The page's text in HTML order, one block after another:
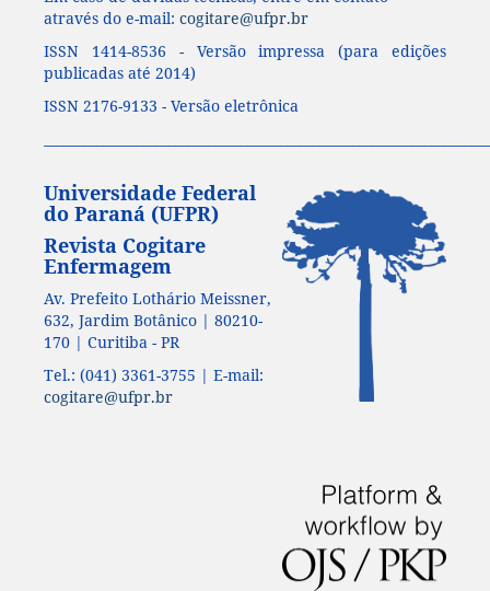
através do e-mail: cogitare@ufpr.br
ISSN 1414-8536 - Versão impressa (para edições
publicadas até 2014)
ISSN 2176-9133 - Versão eletrônica
Universidade Federal
do Paraná (UFPR)
Revista Cogitare
Enfermagem
Av. Prefeito Lothário Meissner,
632, Jardim Botânico | 80210-
170 | Curitiba - PR
Tel.: (041) 3361-3755 | E-mail:
cogitare@ufpr.br